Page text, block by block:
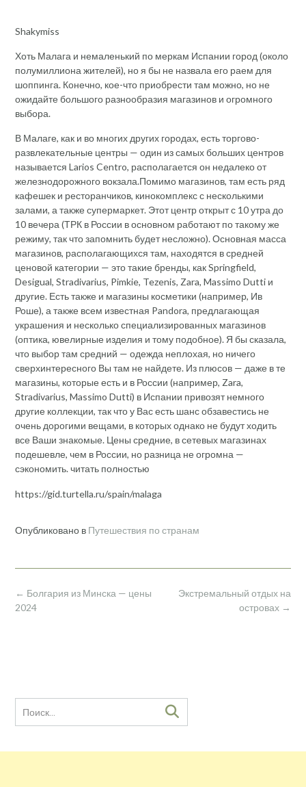
Shakymiss
Хоть Малага и немаленький по меркам Испании город (около
полумиллиона жителей), но я бы не назвала его раем для
шоппинга. Конечно, кое-что приобрести там можно, но не
ожидайте большого разнообразия магазинов и огромного
выбора.
В Малаге, как и во многих других городах, есть торгово-
развлекательные центры — один из самых больших центров
называется Larios Centro, располагается он недалеко от
железнодорожного вокзала.Помимо магазинов, там есть ряд
кафешек и ресторанчиков, кинокомплекс с несколькими
залами, а также супермаркет. Этот центр открыт с 10 утра до
10 вечера (ТРК в России в основном работают по такому же
режиму, так что запомнить будет несложно). Основная масса
магазинов, располагающихся там, находятся в средней
ценовой категории — это такие бренды, как Springfield,
Desigual, Stradivarius, Pimkie, Tezenis, Zara, Massimo Dutti и
другие. Есть также и магазины косметики (например, Ив
Роше), а также всем известная Pandora, предлагающая
украшения и несколько специализированных магазинов
(оптика, ювелирные изделия и тому подобное). Я бы сказала,
что выбор там средний — одежда неплохая, но ничего
сверхинтересного Вы там не найдете. Из плюсов — даже в те
магазины, которые есть и в России (например, Zara,
Stradivarius, Massimo Dutti) в Испании привозят немного
другие коллекции, так что у Вас есть шанс обзавестись не
очень дорогими вещами, в которых однако не будут ходить
все Ваши знакомые. Цены средние, в сетевых магазинах
подешевле, чем в России, но разница не огромна —
сэкономить. читать полностью
https://gid.turtella.ru/spain/malaga
Опубликовано в Путешествия по странам
Навигация
по
Экстремальный отдых на
островах →
← Болгария из Минска — цены
2024